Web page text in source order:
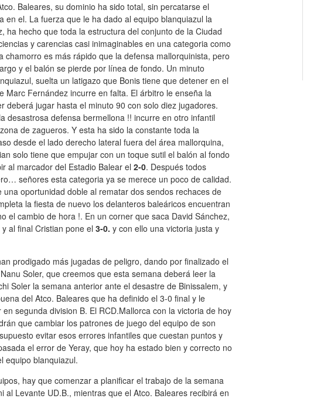
Baleares, su dominio ha sido total, sin percatarse el
el. La fuerza que le ha dado al equipo blanquiazul la
hecho que toda la estructura del conjunto de la Ciudad
y carencias casi inimaginables en una categoria como
es más rápido que la defensa mallorquinista, pero
y el balón se pierde por línea de fondo. Un minuto
suelta un latigazo que Bonis tiene que detener en el
Fernández incurre en falta. El árbitro le enseña la
jugar hasta el minuto 90 con solo diez jugadores.
desastrosa defensa bermellona !! incurre en otro infantil
de zagueros. Y esta ha sido la constante toda la
desde el lado derecho lateral fuera del área mallorquina,
solo tiene que empujar con un toque sutil el balón al fondo
al marcador del Estadio Balear el 2-0. Después todos
señores esta categoria ya se merece un poco de calidad.
oportunidad doble al rematar dos sendos rechaces de
la fiesta de nuevo los delanteros baleáricos encuentran
el cambio de hora !. En un corner que saca David Sánchez,
al final Cristian pone el 3-0. y con ello una victoria justa y
prodigado más jugadas de peligro, dando por finalizado el
Soler, que creemos que esta semana deberá leer la
Soler la semana anterior ante el desastre de Binissalem, y
del Atco. Baleares que ha definido el 3-0 final y le
segunda division B. El RCD.Mallorca con la victoria de hoy
que cambiar los patrones de juego del equipo de son
evitar esos errores infantiles que cuestan puntos y
el error de Yeray, que hoy ha estado bien y correcto no
equipo blanquiazul.
hay que comenzar a planificar el trabajo de la semana
Levante UD.B., mientras que el Atco. Baleares recibirá en